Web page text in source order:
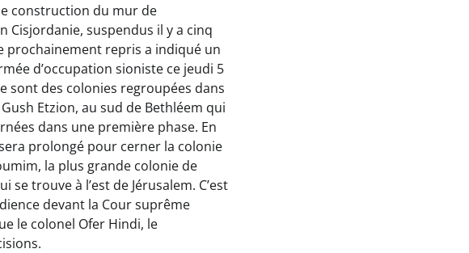
construction du mur de
Cisjordanie, suspendus il y a cinq
prochainement repris a indiqué un
d’occupation sioniste ce jeudi 5
sont des colonies regroupées dans
Etzion, au sud de Bethléem qui
dans une première phase. En
prolongé pour cerner la colonie
la plus grande colonie de
se trouve à l’est de Jérusalem. C’est
devant la Cour suprême
le colonel Ofer Hindi, le